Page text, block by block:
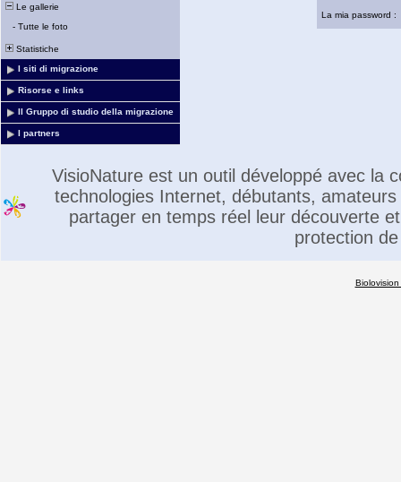
Le gallerie
- Tutte le foto
Statistiche
I siti di migrazione
Risorse e links
Il Gruppo di studio della migrazione
I partners
La mia password :
VisioNature est un outil développé avec la
technologies Internet, débutants,
partager en temps réel leur découverte
protection
Biolovision